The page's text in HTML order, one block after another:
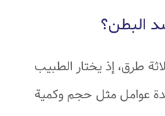
البطن؟
طرق، إذ يختار الطبيب
عوامل مثل حجم وكمية